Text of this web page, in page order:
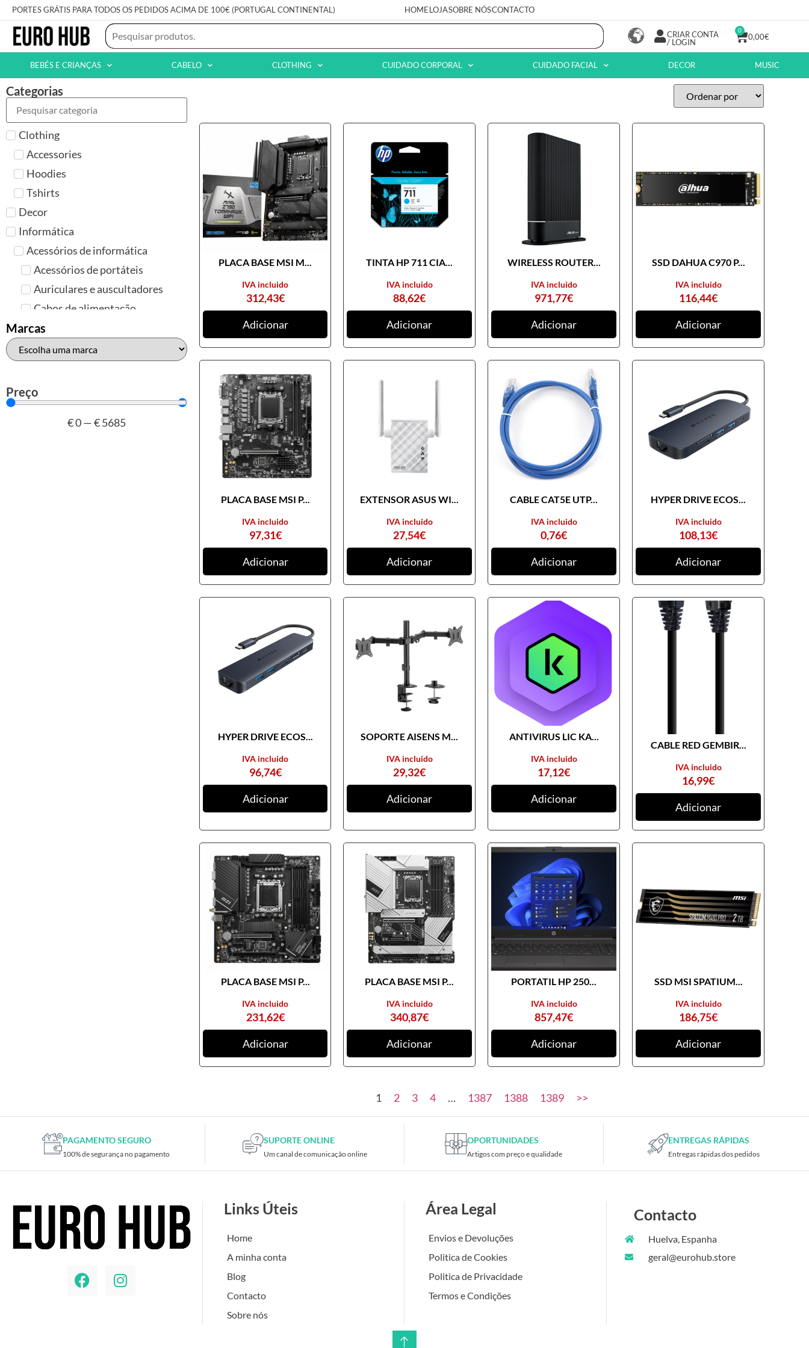
PORTES GRÁTIS PARA TODOS OS PEDIDOS ACIMA DE 100€ (PORTUGAL CONTINENTAL) HOMELOJASOBRE NÓSCONTACTO
CRIAR CONTA
/ LOGIN
0,00€
0
BEBÉS E CRIANÇAS CABELO CLOTHING CUIDADO CORPORAL CUIDADO FACIAL DECOR MUSIC
Categorias
Clothing
Accessories
Hoodies
Tshirts
Decor
Informática
Acessórios de informática
Acessórios de portáteis
Auriculares e auscultadores
Cabos de alimentação
Colunas de Som
Hubs
Leitores de cartões
Malas, mochilas e bolsas
Marcas
Processadores
SAIS
Ventoínhas
Computadores
Mini-PCs
Outros computadores
Portáteis
Marcas
Preço
€0—€5685
PLACA BASE MSI M...
312,43€
IVA incluido
Adicionar
TINTA HP 711 CIA...
88,62€
IVA incluido
Adicionar
WIRELESS ROUTER...
971,77€
IVA incluido
Adicionar
SSD DAHUA C970 P...
116,44€
IVA incluido
Adicionar
PLACA BASE MSI P...
97,31€
IVA incluido
Adicionar
EXTENSOR ASUS WI...
27,54€
IVA incluido
Adicionar
CABLE CAT5E UTP...
0,76€
IVA incluido
Adicionar
HYPER DRIVE ECOS...
108,13€
IVA incluido
Adicionar
HYPER DRIVE ECOS...
96,74€
IVA incluido
Adicionar
SOPORTE AISENS M...
29,32€
IVA incluido
Adicionar
ANTIVIRUS LIC KA...
17,12€
IVA incluido
Adicionar
CABLE RED GEMBIR...
16,99€
IVA incluido
Adicionar
PLACA BASE MSI P...
231,62€
IVA incluido
Adicionar
PLACA BASE MSI P...
340,87€
IVA incluido
Adicionar
PORTATIL HP 250...
857,47€
IVA incluido
Adicionar
SSD MSI SPATIUM...
186,75€
IVA incluido
Adicionar
1 2 3 4 … 1387 1388 1389 >>
PAGAMENTO SEGURO
100% de segurança no pagamento
SUPORTE ONLINE
Um canal de comunicação online
OPORTUNIDADES
Artigos com preço e qualidade
ENTREGAS RÁPIDAS
Entregas rápidas dos pedidos
Links Úteis
Home
A minha conta
Blog
Contacto
Sobre nós
Área Legal
Envios e Devoluções
Politica de Cookies
Politica de Privacidade
Termos e Condições
Contacto
Huelva, Espanha
geral@eurohub.store